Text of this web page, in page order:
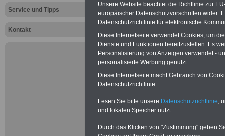
Service und Tipps
Kontakt
Zur Übersicht
Lehrerinnen
GEW: "Bund
Kita-
Unsere Website beachtet die Richtlinie zur
europäischer Datenschutzvorschriften wider:
Datenschutzrichtlinie für elektronische
Diese Internetseite verwendet Cookies, um
Dienste und Funktionen bereitzustellen. Es
Personalisierung von Anzeigen verwendet -
personalisierte Werbung genutzt.
Diese Internetseite macht Gebrauch von
Datenschutzrichtlinie.
Lesen Sie bitte unsere Datenschutzrichtlinie ,
und lokalen Speicher nutzt.
Durch das Klicken von "Zustimmung" geben